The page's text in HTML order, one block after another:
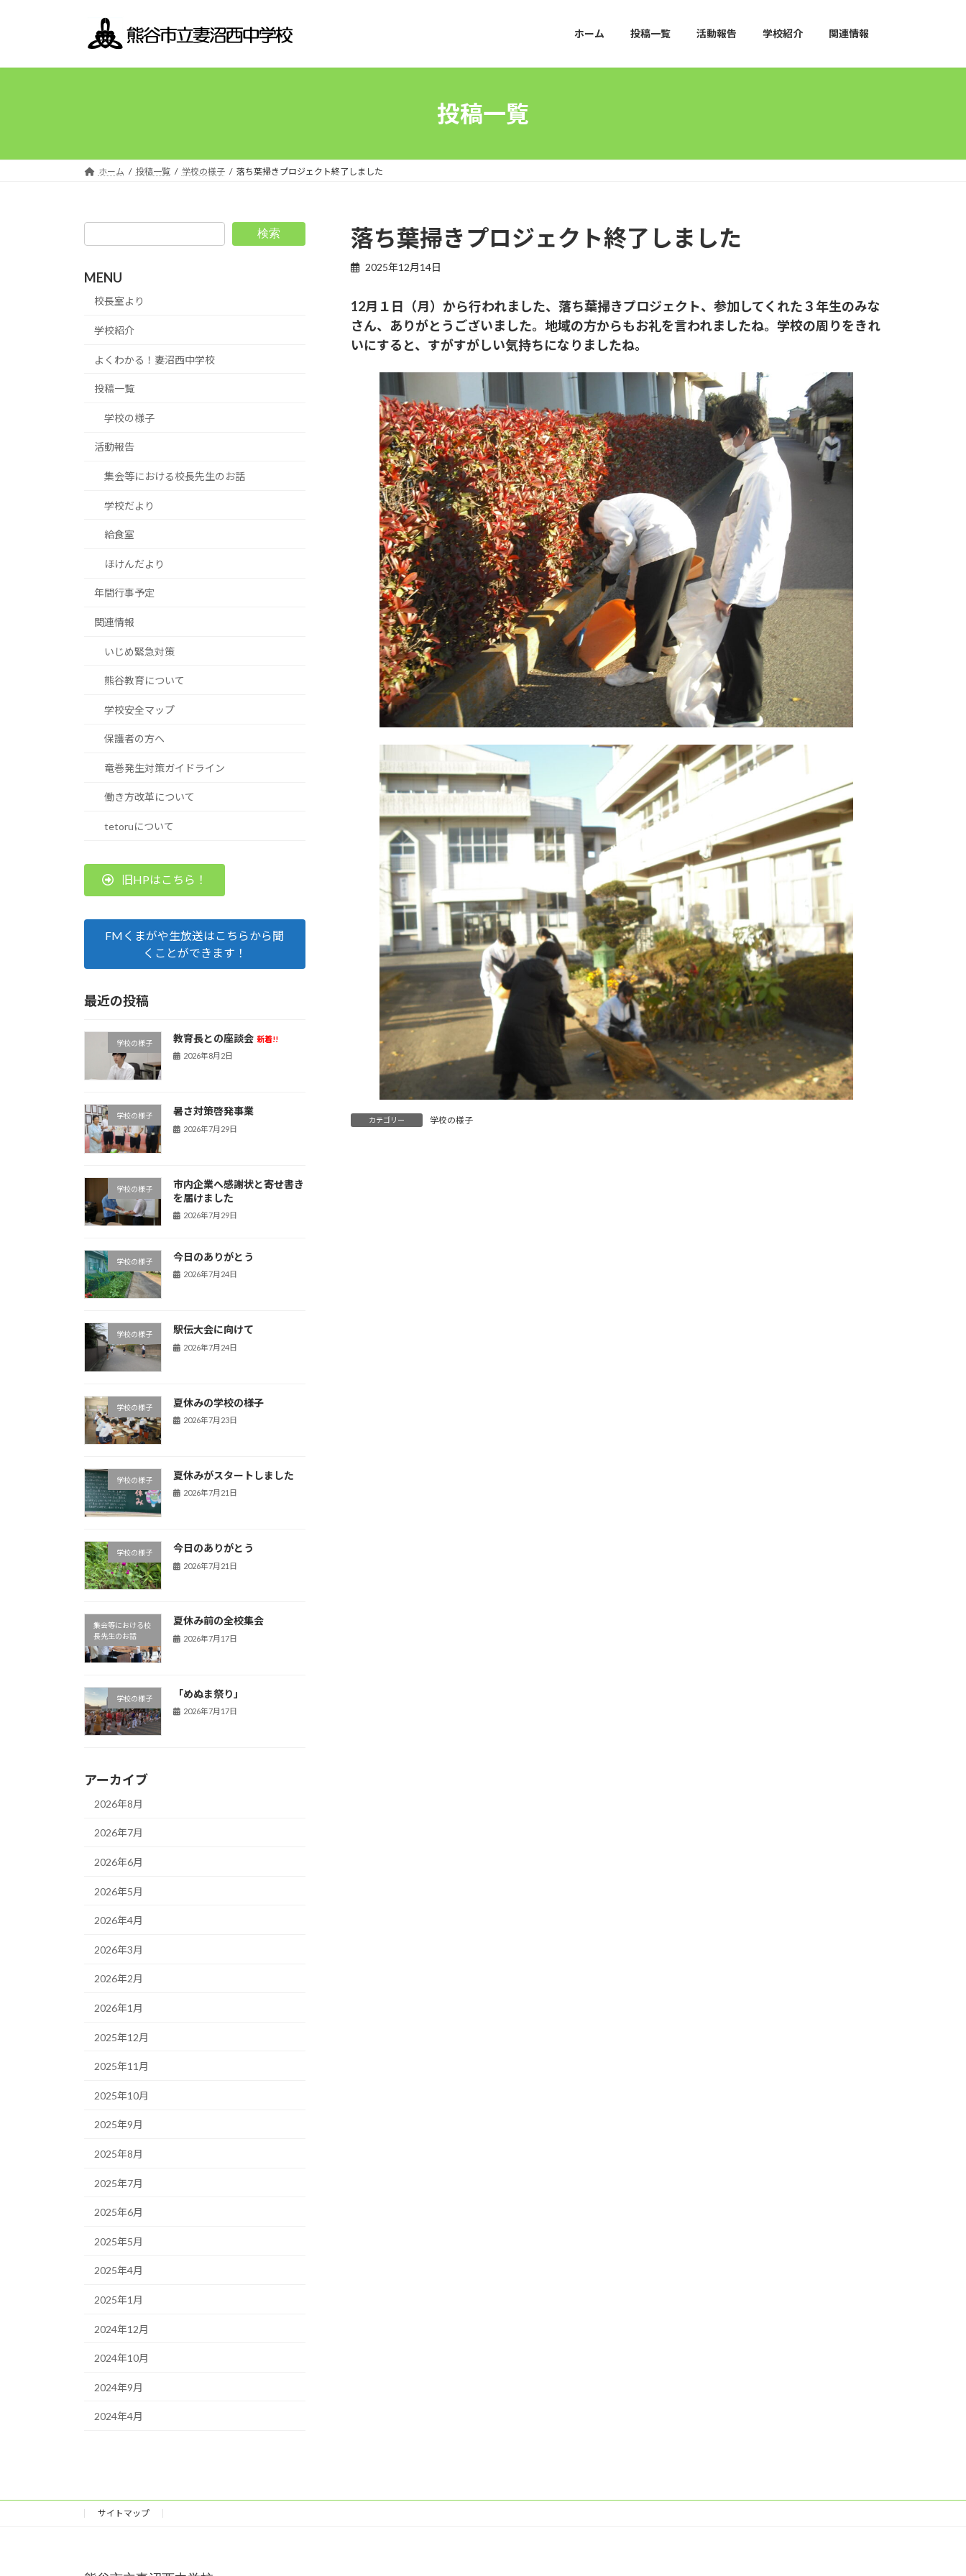
プ
動
ホーム 投稿一覧 活動報告 学校紹介 関連情報
投稿一覧
ホーム 投稿一覧 学校の様子 落ち葉掃きプロジェクト終了しました
落ち葉掃きプロジェクト終了しました
2025年12月14日
12月１日（月）から行われました、落ち葉掃きプロジェクト、参加してくれた３年生のみな
さん、ありがとうございました。地域の方からもお礼を言われましたね。学校の周りをきれ
いにすると、すがすがしい気持ちになりましたね。
カテゴリー 学校の様子
検索
MENU
校長室より
学校紹介
よくわかる！妻沼西中学校
投稿一覧
学校の様子
活動報告
集会等における校長先生のお話
学校だより
給食室
ほけんだより
年間行事予定
関連情報
いじめ緊急対策
熊谷教育について
学校安全マップ
保護者の方へ
竜巻発生対策ガイドライン
働き方改革について
tetoruについて
旧HPはこちら！
FMくまがや生放送はこちらから聞
くことができます！
最近の投稿
学校の様子 教育長との座談会 新着!!
2026年8月2日
学校の様子 暑さ対策啓発事業
2026年7月29日
学校の様子
市内企業へ感謝状と寄せ書き
を届けました
2026年7月29日
学校の様子 今日のありがとう
2026年7月24日
学校の様子 駅伝大会に向けて
2026年7月24日
学校の様子 夏休みの学校の様子
2026年7月23日
学校の様子 夏休みがスタートしました
2026年7月21日
学校の様子 今日のありがとう
2026年7月21日
集会等における校
長先生のお話
夏休み前の全校集会
2026年7月17日
学校の様子 「めぬま祭り」
2026年7月17日
アーカイブ
2026年8月
2026年7月
2026年6月
2026年5月
2026年4月
2026年3月
2026年2月
2026年1月
2025年12月
2025年11月
2025年10月
2025年9月
2025年8月
2025年7月
2025年6月
2025年5月
2025年4月
2025年1月
2024年12月
2024年10月
2024年9月
2024年4月
サイトマップ